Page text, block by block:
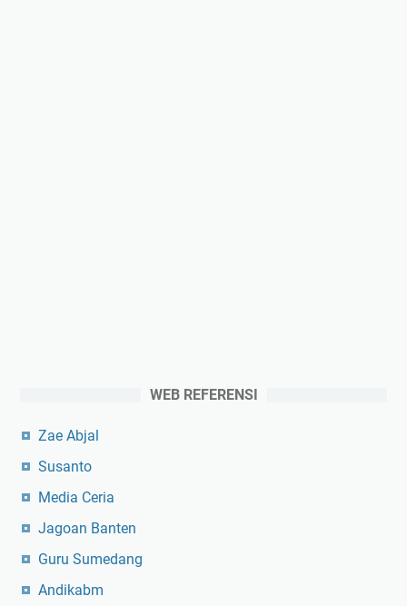
WEB REFERENSI
Zae Abjal
Susanto
Media Ceria
Jagoan Banten
Guru Sumedang
Andikabm